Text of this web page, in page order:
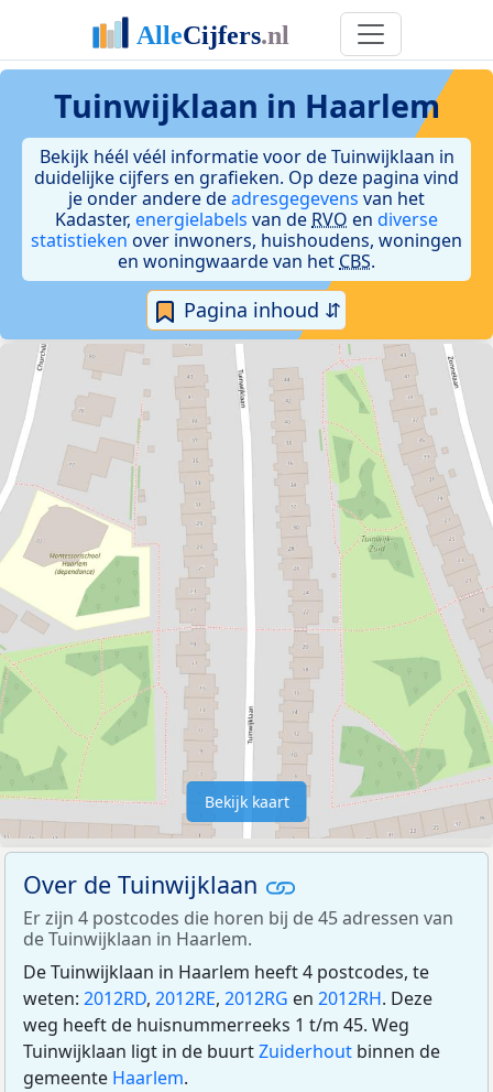
Tuinwijklaan in Haarlem
Bekijk héél véél informatie voor de Tuinwijklaan in
duidelijke cijfers en grafieken. Op deze pagina vind
je onder andere deadresgegevens van het
Kadaster, energielabels van de RVO en diverse
statistieken over inwoners, huishoudens, woningen
en woningwaarde van het CBS.
Pagina inhoud ⇵
Bekijk kaart
Over de Tuinwijklaan
Er zijn 4 postcodes die horen bij de 45 adressen van
de Tuinwijklaan in Haarlem.
De Tuinwijklaan in Haarlem heeft 4 postcodes, te
weten: 2012RD, 2012RE, 2012RG en 2012RH. Deze
weg heeft de huisnummerreeks 1 t/m 45. Weg
Tuinwijklaan ligt in de buurtZuiderhout binnen de
gemeente Haarlem.